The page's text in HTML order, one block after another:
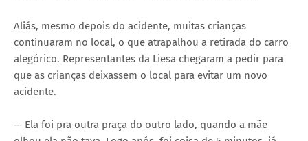
Aliás, mesmo depois do acidente, muitas crianças
continuaram no local, o que atrapalhou a retirada do carro
alegórico. Representantes da Liesa chegaram a pedir para
que as crianças deixassem o local para evitar um novo
acidente.
— Ela foi pra outra praça do outro lado, quando a mãe